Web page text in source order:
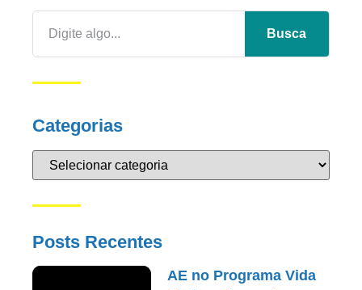
Busca
Categorias
Posts Recentes
AE no Programa Vida